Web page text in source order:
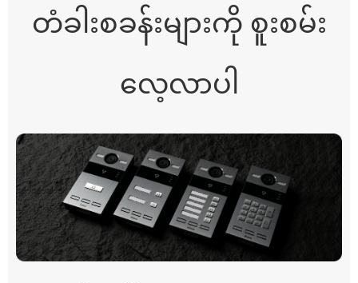
တံခါးစခန်းများကို စူးစမ်း
လေ့လာပါ